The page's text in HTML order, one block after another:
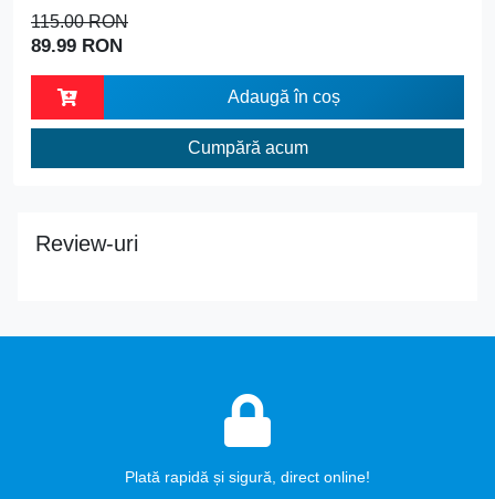
115.00 RON
89.99 RON
Adaugă în coș
Cumpără acum
Review-uri
Plată rapidă și sigură, direct online!